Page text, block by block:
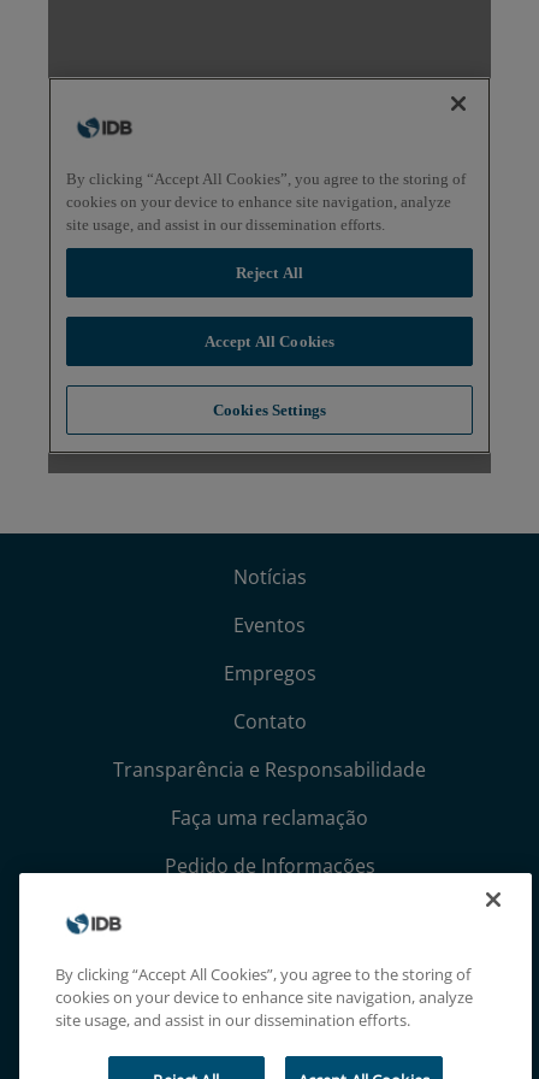
Notícias
Eventos
Empregos
Contato
Transparência e Responsabilidade
Faça uma reclamação
Pedido de Informações
Termos, Condições e Avisos de Privacidade
Extranet
By clicking “Accept All Cookies”, you agree to the storing of
cookies on your device to enhance site navigation, analyze
site usage, and assist in our dissemination efforts.